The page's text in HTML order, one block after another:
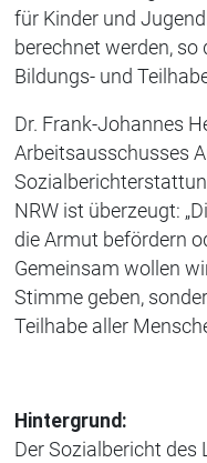
für Kinder und
berechnet werden,
Bildungs- und
Dr. Frank-Johannes
Arbeitsausschusses
NRW ist überzeugt:
die Armut befördern
Gemeinsam wollen
Stimme geben,
Teilhabe aller
Hintergrund:
Der Sozialbericht des